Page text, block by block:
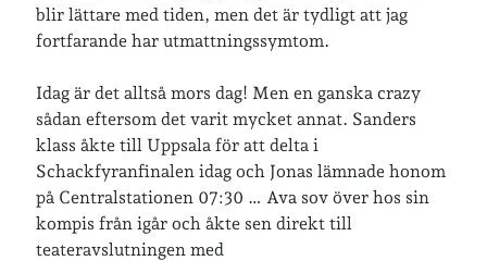
blir lättare med tiden, men det är tydligt att jag
fortfarande har utmattningssymtom.
Idag är det alltså mors dag! Men en ganska crazy
sådan eftersom det varit mycket annat. Sanders
klass åkte till Uppsala för att delta i
Schackfyranfinalen idag och Jonas lämnade honom
på Centralstationen 07:30 … Ava sov över hos sin
kompis från igår och åkte sen direkt till
teateravslutningen med